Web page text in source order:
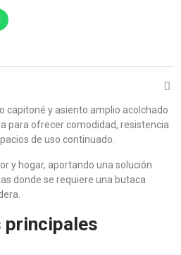
capitoné y asiento amplio acolchado
para ofrecer comodidad, resistencia
de uso continuado.
y hogar, aportando una solución
donde se requiere una butaca